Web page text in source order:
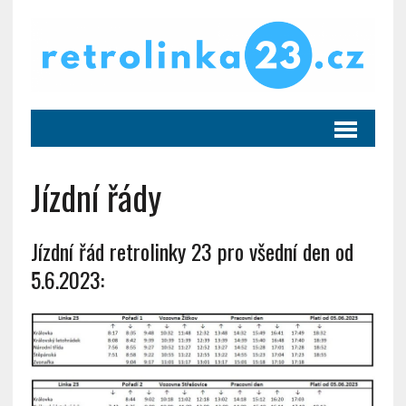
Jízdní řády
Jízdní řád retrolinky 23 pro všední den od
5.6.2023: